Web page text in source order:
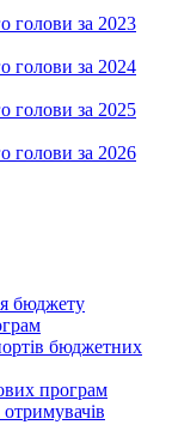
голови за 2023
голови за 2024
голови за 2025
голови за 2026
бюджету
бюджетних
програм